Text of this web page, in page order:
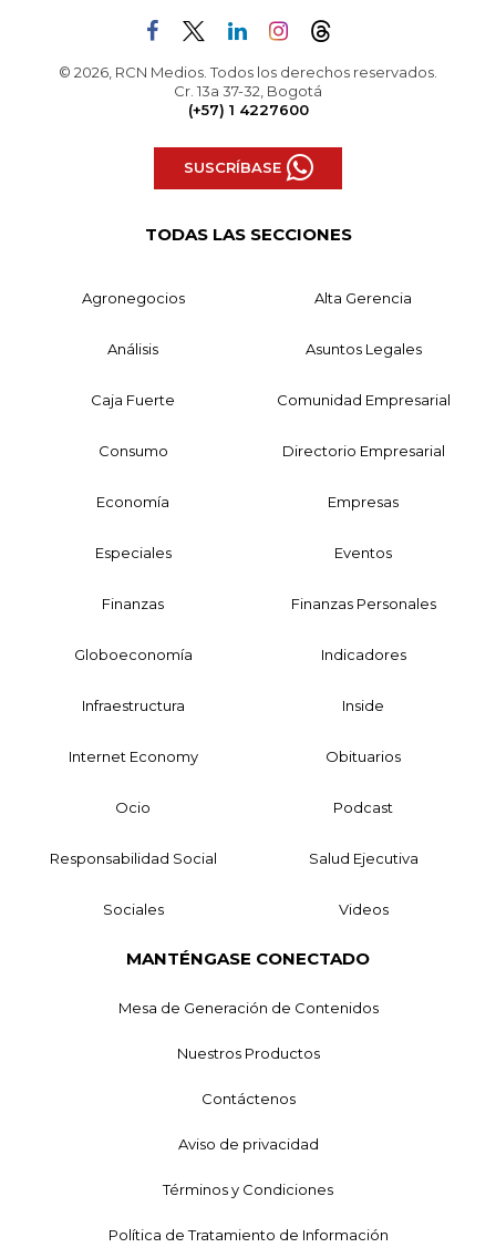
© 2026, RCN Medios. Todos los derechos reservados.
Cr. 13a 37-32, Bogotá
(+57) 1 4227600
SUSCRÍBASE
TODAS LAS SECCIONES
Agronegocios Alta Gerencia
Análisis Asuntos Legales
Caja Fuerte Comunidad Empresarial
Consumo Directorio Empresarial
Economía Empresas
Especiales Eventos
Finanzas Finanzas Personales
Globoeconomía Indicadores
Infraestructura Inside
Internet Economy Obituarios
Ocio Podcast
Responsabilidad Social Salud Ejecutiva
Sociales Videos
MANTÉNGASE CONECTADO
Mesa de Generación de Contenidos
Nuestros Productos
Contáctenos
Aviso de privacidad
Términos y Condiciones
Política de Tratamiento de Información